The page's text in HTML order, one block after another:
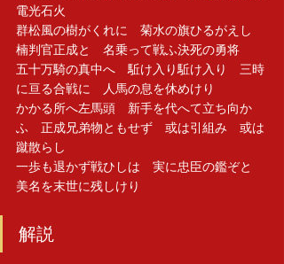
電光石火
群松風の樹がくれに　菊水の旗ひるがえし
楠判官正成と　名乗って戦ふ決死の勇将
五十万騎の真中へ　駈け入り駈け入り　三時
に亘る合戦に　人馬の息を休めけり
かかる所へ左馬頭　新手を代へて立ち向か
ふ　正成兄弟物ともせず　或は引組み　或は
蹴散らし
一歩も退かず戦ひしは　実に忠臣の鑑ぞと
美名を末世に残しけり
解説